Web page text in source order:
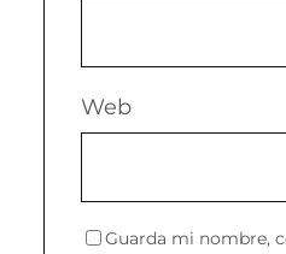
Web
Guarda mi nombre,